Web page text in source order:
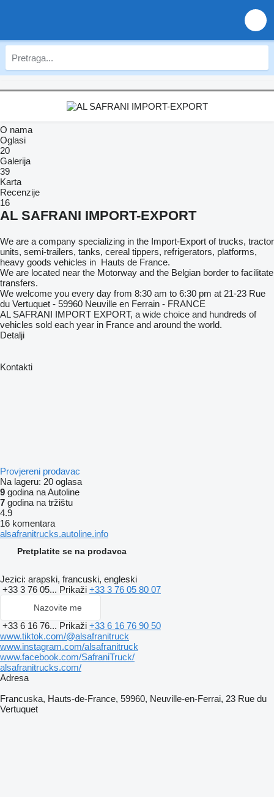
O nama
Oglasi
20
Galerija
39
Karta
Recenzije
16
AL SAFRANI IMPORT-EXPORT
We are a company specializing in the Import-Export of trucks, tractor
units, semi-trailers, tanks, cereal tippers, refrigerators, platforms,
heavy goods vehicles in Hauts de France.
We are located near the Motorway and the Belgian border to facilitate
transfers.
We welcome you every day from 8:30 am to 6:30 pm at 21-23 Rue
du Vertuquet - 59960 Neuville en Ferrain - FRANCE
AL SAFRANI IMPORT EXPORT, a wide choice and hundreds of
vehicles sold each year in France and around the world.
Detalji
Kontakti
Provjereni prodavac
Na lageru: 20 oglasa
9 godina na Autoline
7 godina na tržištu
4.9
16 komentara
alsafranitrucks.autoline.info
Pretplatite se na prodavca
Jezici: arapski, francuski, engleski
+33 3 76 05... Prikaži +33 3 76 05 80 07
Nazovite me
+33 6 16 76... Prikaži +33 6 16 76 90 50
www.tiktok.com/@alsafranitruck
www.instagram.com/alsafranitruck
www.facebook.com/SafraniTruck/
alsafranitrucks.com/
Adresa
Francuska, Hauts-de-France, 59960, Neuville-en-Ferrai, 23 Rue du
Vertuquet